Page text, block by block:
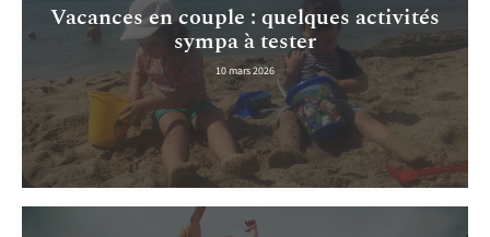
Vacances en couple : quelques activités
sympa à tester
10 mars 2026